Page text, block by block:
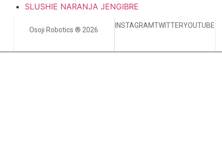
SLUSHIE NARANJA JENGIBRE
Osoji Robotics ® 2026
INSTAGRAMTWITTERYOUTUBE